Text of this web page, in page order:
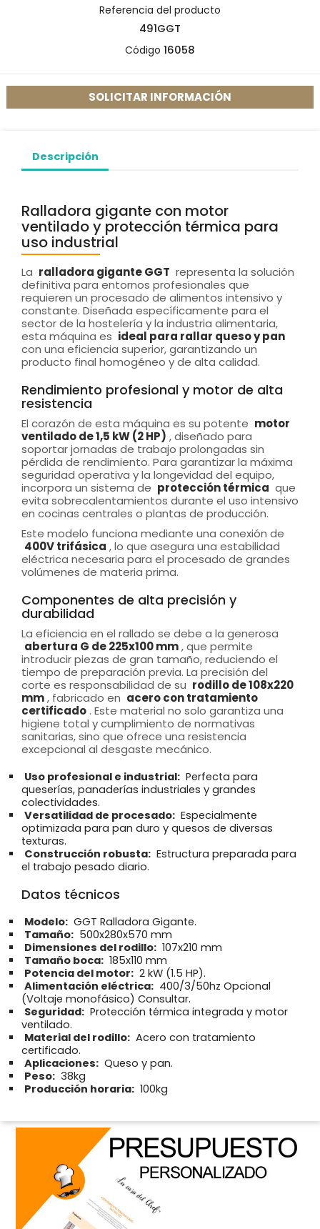
Referencia del producto
491GGT
Código 16058
SOLICITAR INFORMACIÓN
Descripción
Ralladora gigante con motor
ventilado y protección térmica para
uso industrial
La ralladora gigante GGT representa la solución
definitiva para entornos profesionales que
requieren un procesado de alimentos intensivo y
constante. Diseñada específicamente para el
sector de la hostelería y la industria alimentaria,
esta máquina es ideal para rallar queso y pan
con una eficiencia superior, garantizando un
producto final homogéneo y de alta calidad.
Rendimiento profesional y motor de alta
resistencia
El corazón de esta máquina es su potente motor
ventilado de 1,5 kW (2 HP) , diseñado para
soportar jornadas de trabajo prolongadas sin
pérdida de rendimiento. Para garantizar la máxima
seguridad operativa y la longevidad del equipo,
incorpora un sistema de protección térmica que
evita sobrecalentamientos durante el uso intensivo
en cocinas centrales o plantas de producción.
Este modelo funciona mediante una conexión de
400V trifásica , lo que asegura una estabilidad
eléctrica necesaria para el procesado de grandes
volúmenes de materia prima.
Componentes de alta precisión y
durabilidad
La eficiencia en el rallado se debe a la generosa
abertura G de 225x100 mm, que permite
introducir piezas de gran tamaño, reduciendo el
tiempo de preparación previa. La precisión del
corte es responsabilidad de su rodillo de 108x220
mm, fabricado en acero con tratamiento
certificado . Este material no solo garantiza una
higiene total y cumplimiento de normativas
sanitarias, sino que ofrece una resistencia
excepcional al desgaste mecánico.
Uso profesional e industrial: Perfecta para
queserías, panaderías industriales y grandes
colectividades.
Versatilidad de procesado: Especialmente
optimizada para pan duro y quesos de diversas
texturas.
Construcción robusta: Estructura preparada para
el trabajo pesado diario.
Datos técnicos
Modelo: GGT Ralladora Gigante.
Tamaño: 500x280x570 mm
Dimensiones del rodillo: 107x210 mm
Tamaño boca: 185x110 mm
Potencia del motor: 2 kW (1.5 HP).
Alimentación eléctrica: 400/3/50hz Opcional
(Voltaje monofásico) Consultar.
Seguridad: Protección térmica integrada y motor
ventilado.
Material del rodillo: Acero con tratamiento
certificado.
Aplicaciones: Queso y pan.
Peso: 38kg
Producción horaria: 100kg